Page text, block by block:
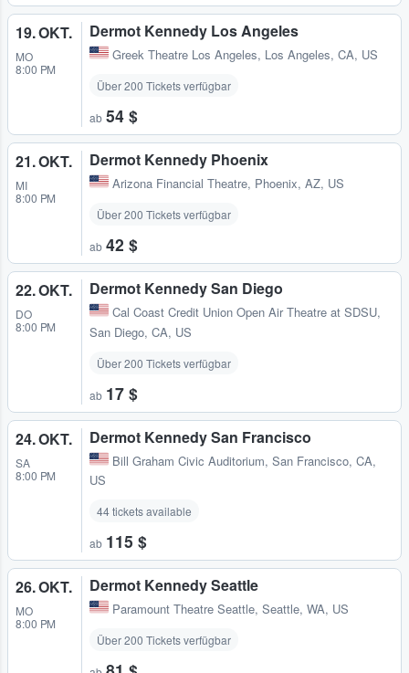
19. OKT.
MO
8:00 PM
Dermot Kennedy Los Angeles
Greek Theatre Los Angeles, Los Angeles, CA, US
Über 200 Tickets verfügbar
ab 54 $
21. OKT.
MI
8:00 PM
Dermot Kennedy Phoenix
Arizona Financial Theatre, Phoenix, AZ, US
Über 200 Tickets verfügbar
ab 42 $
22. OKT.
DO
8:00 PM
Dermot Kennedy San Diego
Cal Coast Credit Union Open Air Theatre at SDSU,
San Diego, CA, US
Über 200 Tickets verfügbar
ab 17 $
24. OKT.
SA
8:00 PM
Dermot Kennedy San Francisco
Bill Graham Civic Auditorium, San Francisco, CA,
US
44 tickets available
ab 115 $
26. OKT.
MO
8:00 PM
Dermot Kennedy Seattle
Paramount Theatre Seattle, Seattle, WA, US
Über 200 Tickets verfügbar